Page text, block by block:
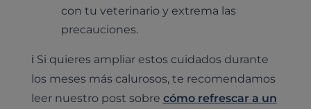
con tu veterinario y extrema las
precauciones.
ℹ️ Si quieres ampliar estos cuidados durante
los meses más calurosos, te recomendamos
leer nuestro post sobre cómo refrescar a un